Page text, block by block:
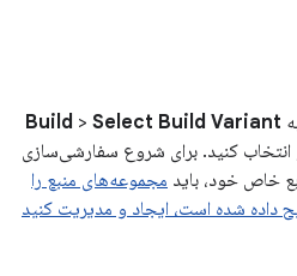
Build > Select Build Variant
کنید. برای شروع سفارشی‌سازی
خاص خود، باید مجموعه‌های منبع را
داده شده است، ایجاد و مدیریت کنید